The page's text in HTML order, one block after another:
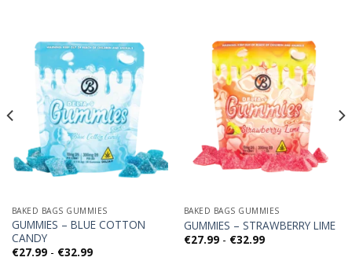
BAKED BAGS GUMMIES
GUMMIES – BLUE COTTON
CANDY
€27.99 - €32.99Fascia
BAKED BAGS GUMMIES
GUMMIES – STRAWBERRY LIME
€27.99 - €32.99Fascia